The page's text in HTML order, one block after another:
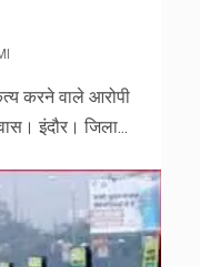
करने वाले आरोपी
इंदौर। जिला...